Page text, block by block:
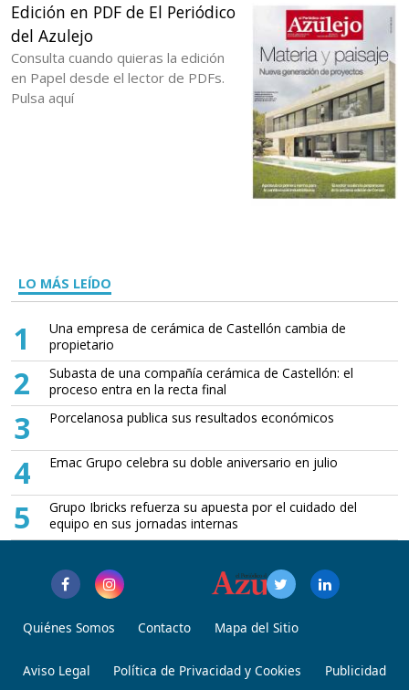
Edición en PDF de El Periódico
del Azulejo
Consulta cuando quieras la edición
en Papel desde el lector de PDFs.
Pulsa aquí
LO MÁS LEÍDO
1
Una empresa de cerámica de Castellón cambia de
propietario
2
Subasta de una compañía cerámica de Castellón: el
proceso entra en la recta final
3 Porcelanosa publica sus resultados económicos
4 Emac Grupo celebra su doble aniversario en julio
5
Grupo Ibricks refuerza su apuesta por el cuidado del
equipo en sus jornadas internas
Quiénes Somos Contacto Mapa del Sitio
Aviso Legal Política de Privacidad y Cookies Publicidad